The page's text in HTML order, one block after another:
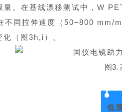
量。在基线漂移测试中，W
不同拉伸速度（50–800 mm/
（图3h,i）。
图3.
低